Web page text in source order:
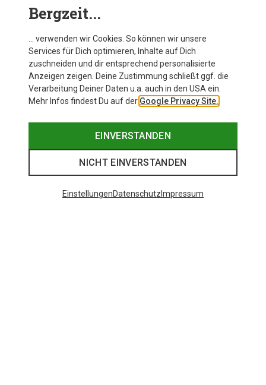
Andere Kunden kauften auch
Bergzeit...
… verwenden wir Cookies. So können wir unsere
Services für Dich optimieren, Inhalte auf Dich
zuschneiden und dir entsprechend personalisierte
Anzeigen zeigen. Deine Zustimmung schließt ggf. die
Verarbeitung Deiner Daten u.a. auch in den USA ein.
Mehr Infos findest Du auf der Google Privacy Site.
EINVERSTANDEN
NICHT EINVERSTANDEN
EinstellungenDatenschutz Impressum